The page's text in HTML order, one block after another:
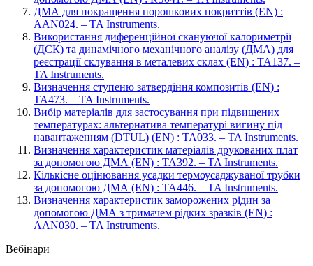
ДМА для покращення порошкових покриттів (EN) :
AAN024. – TA Instruments.
Використання диференційної скануючої калориметрії
(ДСК) та динамічного механічного аналізу (ДМА) для
реєстрації склування в металевих склах (EN) : TA137. –
TA Instruments.
Визначення ступеню затвердіння композитів (EN) :
TA473. – TA Instruments.
Вибір матеріалів для застосування при підвищених
температурах: альтернатива температурі вигину під
навантаженням (DTUL) (EN) : TA033. – TA Instruments.
Визначення характеристик матеріалів друкованих плат
за допомогою ДМА (EN) : TA392. – TA Instruments.
Кількісне оцінювання усадки термоусаджуваної трубки
за допомогою ДМА (EN) : TA446. – TA Instruments.
Визначення характеристик заморожених рідин за
допомогою ДМА з тримачем рідких зразків (EN) :
AAN030. – TA Instruments.
Вебінари